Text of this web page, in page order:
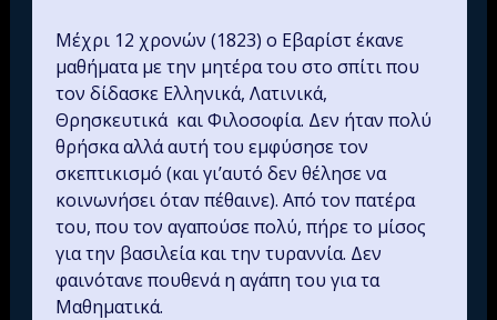
Μέχρι 12 χρονών (1823) ο Εβαρίστ έκανε
μαθήματα με την μητέρα του στο σπίτι που
τον δίδασκε Ελληνικά, Λατινικά,
Θρησκευτικά και Φιλοσοφία. Δεν ήταν πολύ
θρήσκα αλλά αυτή του εμφύσησε τον
σκεπτικισμό (και γι’αυτό δεν θέλησε να
κοινωνήσει όταν πέθαινε). Από τον πατέρα
του, που τον αγαπούσε πολύ, πήρε το μίσος
για την βασιλεία και την τυραννία. Δεν
φαινότανε πουθενά η αγάπη του για τα
Μαθηματικά.